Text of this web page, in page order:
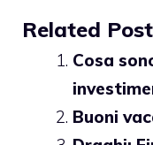
Related
Cosa
Buoni